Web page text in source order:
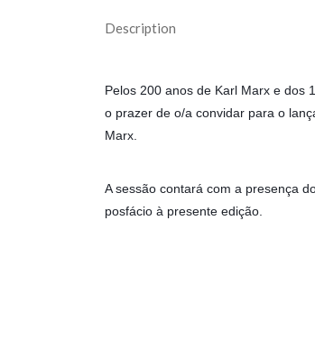
Description
Pelos 200 anos de Karl Marx e dos
o prazer de o/a convidar para o
Marx.
A sessão contará com a presença
posfácio à presente edição.